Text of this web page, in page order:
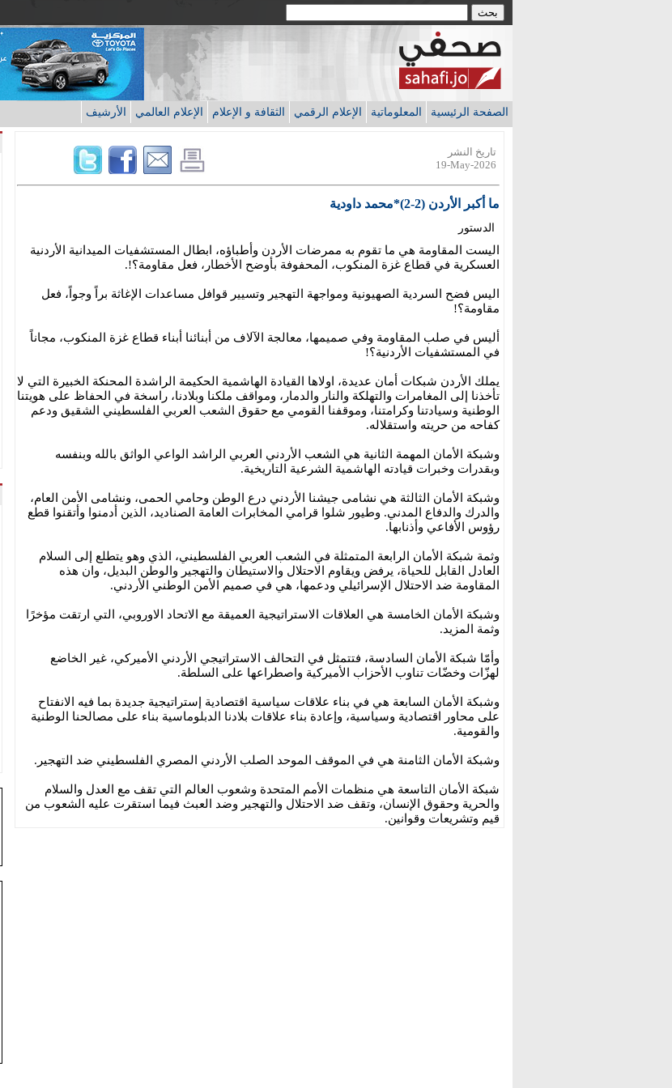
الصفحة الرئيسية المعلوماتية الإعلام الرقمي الثقافة و الإعلام الإعلام العالمي الأرشيف
تاريخ النشر
19-May-2026
ما أكبر الأردن (2-2)*محمد داودية
الدستور
اليست المقاومة هي ما تقوم به ممرضات الأردن وأطباؤه، ابطال المستشفيات الميدانية الأردنية
العسكرية في قطاع غزة المنكوب، المحفوفة بأوضح الأخطار، فعل مقاومة؟!.
اليس فضح السردية الصهيونية ومواجهة التهجير وتسيير قوافل مساعدات الإغاثة براً وجواً، فعل
مقاومة؟!
أليس في صلب المقاومة وفي صميمها، معالجة الآلاف من أبنائنا أبناء قطاع غزة المنكوب، مجاناً
في المستشفيات الأردنية؟!
يملك الأردن شبكات أمان عديدة، اولاها القيادة الهاشمية الحكيمة الراشدة المحنكة الخبيرة التي لا
تأخذنا إلى المغامرات والتهلكة والنار والدمار، ومواقف ملكنا وبلادنا، راسخة في الحفاظ على هويتنا
الوطنية وسيادتنا وكرامتنا، وموقفنا القومي مع حقوق الشعب العربي الفلسطيني الشقيق ودعم
كفاحه من حريته واستقلاله.
وشبكة الأمان المهمة الثانية هي الشعب الأردني العربي الراشد الواعي الواثق بالله وبنفسه
وبقدرات وخبرات قيادته الهاشمية الشرعية التاريخية.
وشبكة الأمان الثالثة هي نشامى جيشنا الأردني درع الوطن وحامي الحمى، ونشامى الأمن العام،
والدرك والدفاع المدني. وطيور شلوا قرامي المخابرات العامة الصناديد، الذين أدمنوا وأتقنوا قطع
رؤوس الأفاعي وأذنابها.
وثمة شبكة الأمان الرابعة المتمثلة في الشعب العربي الفلسطيني، الذي وهو يتطلع إلى السلام
العادل القابل للحياة، يرفض ويقاوم الاحتلال والاستيطان والتهجير والوطن البديل، وان هذه
المقاومة ضد الاحتلال الإسرائيلي ودعمها، هي في صميم الأمن الوطني الأردني.
وشبكة الأمان الخامسة هي العلاقات الاستراتيجية العميقة مع الاتحاد الاوروبي، التي ارتقت مؤخرًا
وثمة المزيد.
وأمّا شبكة الأمان السادسة، فتتمثل في التحالف الاستراتيجي الأردني الأميركي، غير الخاضع
لهزّات وخضّات تناوب الأحزاب الأميركية واصطراعها على السلطة.
وشبكة الأمان السابعة هي في بناء علاقات سياسية اقتصادية إستراتيجية جديدة بما فيه الانفتاح
على محاور اقتصادية وسياسية، وإعادة بناء علاقات بلادنا الدبلوماسية بناء على مصالحنا الوطنية
والقومية.
وشبكة الأمان الثامنة هي في الموقف الموحد الصلب الأردني المصري الفلسطيني ضد التهجير.
شبكة الأمان التاسعة هي منظمات الأمم المتحدة وشعوب العالم التي تقف مع العدل والسلام
والحرية وحقوق الإنسان، وتقف ضد الاحتلال والتهجير وضد العبث فيما استقرت عليه الشعوب من
قيم وتشريعات وقوانين.